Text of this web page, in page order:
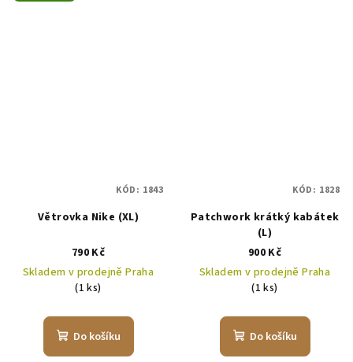
Větrovka Nike (XL)
790 Kč
Skladem v prodejně Praha
(1 ks)
Do košíku
KÓD: 1843
Patchwork krátký kabátek
(L)
900 Kč
Skladem v prodejně Praha
(1 ks)
Do košíku
KÓD: 1828